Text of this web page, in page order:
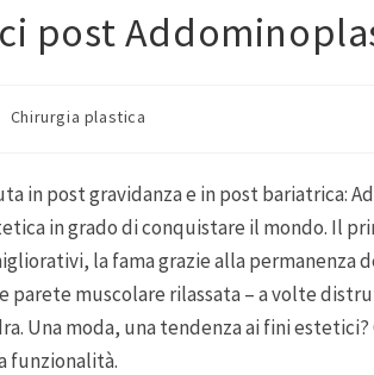
post
Chirurgia plastica
in post gravidanza e in post bariatrica:
in grado di conquistare il mondo. Il
la fama grazie alla permanenza
parete muscolare rilassata – a volte
Una moda, una tendenza ai fini
funzionalità.